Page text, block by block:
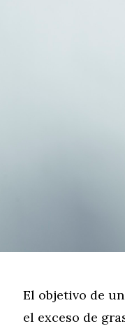
El objetivo de
el exceso de